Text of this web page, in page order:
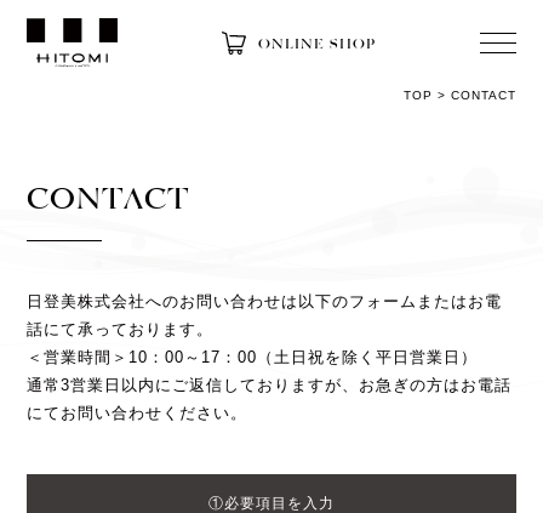
ONLINE SHOP
TOP > CONTACT
CONTACT
日登美株式会社へのお問い合わせは以下のフォームまたはお電
話にて承っております。
＜営業時間＞10：00～17：00（土日祝を除く平日営業日）
通常3営業日以内にご返信しておりますが、お急ぎの方はお電話
にてお問い合わせください。
①必要項目を入力